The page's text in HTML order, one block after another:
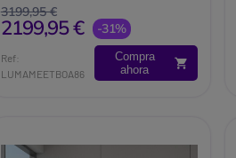
40 puntos para reuniones,
formación y colaboración en
grandes espacios.
Brand:
3199,95 €
2199,95 € -31%
Ref:
LUMAMEETBOA86
Compra
ahora